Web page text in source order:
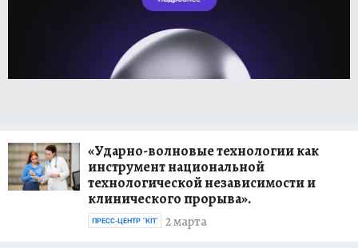
«Ударно-волновые технологии как
инструмент национальной
технологической независимости и
клинического прорыва».
2 марта
ПРЕСС-ЦЕНТР "КП"